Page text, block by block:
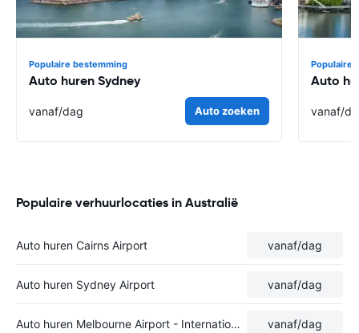
Populaire bestemming
Auto huren Sydney
vanaf/dag Auto zoeken
Populaire
Auto
vanaf/
Populaire verhuurlocaties in Australië
Auto huren Cairns Airport vanaf/dag
Auto huren Sydney Airport vanaf/dag
Auto huren Melbourne Airport - International Terminal vanaf/dag